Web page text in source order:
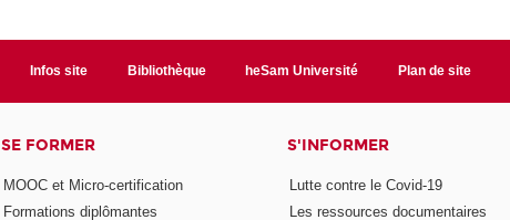
Infos site Bibliothèque heSam Université Plan de site
SE FORMER
MOOC et Micro-certification
Formations diplômantes
S'INFORMER
Lutte contre le Covid-19
Les ressources documentaires